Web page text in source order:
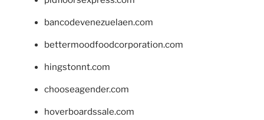
bancodevenezuelaen.com
bettermoodfoodcorporation.com
hingstonnt.com
chooseagender.com
hoverboardssale.com